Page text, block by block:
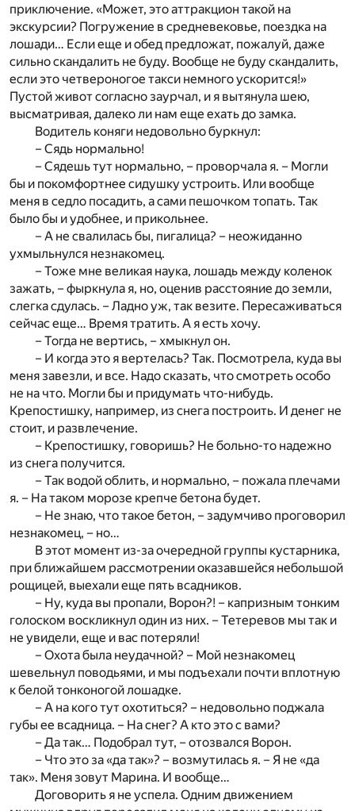
приключение. «Может, это аттракцион такой на
экскурсии? Погружение в средневековье, поездка на
лошади… Если еще и обед предложат, пожалуй, даже
сильно скандалить не буду. Вообще не буду скандалить,
если это четвероногое такси немного ускорится!»
Пустой живот согласно заурчал, и я вытянула шею,
высматривая, далеко ли нам еще ехать до замка.
Водитель коняги недовольно буркнул:
– Сядь нормально!
– Сядешь тут нормально, – проворчала я. – Могли
бы и покомфортнее сидушку устроить. Или вообще
меня в седло посадить, а сами пешочком топать. Так
было бы и удобнее, и прикольнее.
– А не свалилась бы, пигалица? – неожиданно
ухмыльнулся незнакомец.
– Тоже мне великая наука, лошадь между коленок
зажать, – фыркнула я, но, оценив расстояние до земли,
слегка сдулась. – Ладно уж, так везите. Пересаживаться
сейчас еще… Время тратить. А я есть хочу.
– Тогда не вертись, – хмыкнул он.
– И когда это я вертелась? Так. Посмотрела, куда вы
меня завезли, и все. Надо сказать, что смотреть особо
не на что. Могли бы и придумать что-нибудь.
Крепостишку, например, из снега построить. И денег не
стоит, и развлечение.
– Крепостишку, говоришь? Не больно-то надежно
из снега получится.
– Так водой облить, и нормально, – пожала плечами
я. – На таком морозе крепче бетона будет.
– Не знаю, что такое бетон, – задумчиво проговорил
незнакомец, – но…
В этот момент из-за очередной группы кустарника,
при ближайшем рассмотрении оказавшейся небольшой
рощицей, выехали еще пять всадников.
– Ну, куда вы пропали, Ворон?! – капризным тонким
голоском воскликнул один из них. – Тетеревов мы так и
не увидели, еще и вас потеряли!
– Охота была неудачной? – Мой незнакомец
шевельнул поводьями, и мы подъехали почти вплотную
к белой тонконогой лошадке.
– А на кого тут охотиться? – недовольно поджала
губы ее всадница. – На снег? А кто это с вами?
– Да так… Подобрал тут, – отозвался Ворон.
– Что это за «да так»? – возмутилась я. – Я не «да
так». Меня зовут Марина. И вообще…
Договорить я не успела. Одним движением